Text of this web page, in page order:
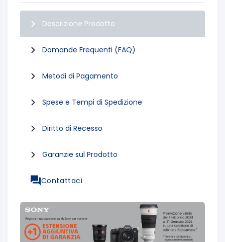
Descrizione Prodotto
Domande Frequenti (FAQ)
Metodi di Pagamento
Spese e Tempi di Spedizione
Diritto di Recesso
Garanzie sul Prodotto
Contattaci